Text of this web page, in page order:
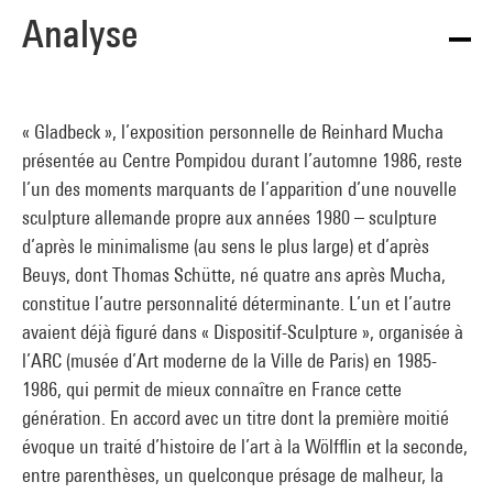
Analyse
« Gladbeck », l’exposition personnelle de Reinhard Mucha
présentée au Centre Pompidou durant l’automne 1986, reste
l’un des moments marquants de l’apparition d’une nouvelle
sculpture allemande propre aux années 1980 – sculpture
d’après le minimalisme (au sens le plus large) et d’après
Beuys, dont Thomas Schütte, né quatre ans après Mucha,
constitue l’autre personnalité déterminante. L’un et l’autre
avaient déjà figuré dans « Dispositif-Sculpture », organisée à
l’ARC (musée d’Art moderne de la Ville de Paris) en 1985-
1986, qui permit de mieux connaître en France cette
génération. En accord avec un titre dont la première moitié
évoque un traité d’histoire de l’art à la Wölfflin et la seconde,
entre parenthèses, un quelconque présage de malheur, la